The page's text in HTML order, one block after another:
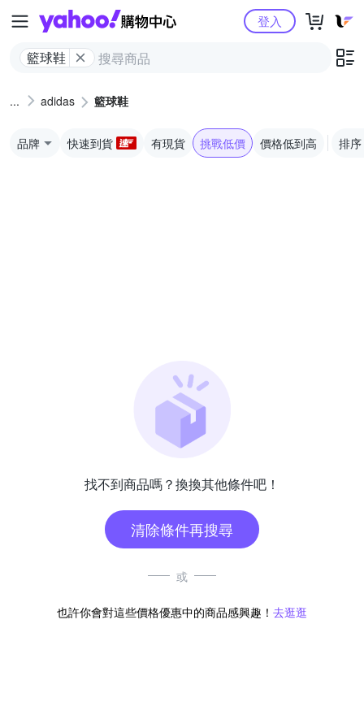
Yahoo購物中心
籃球鞋
登入
adidas 籃球鞋
品牌 快速到貨 有現貨 挑戰低價 價格低到高 排序
找不到商品嗎？換換其他條件吧！
清除條件再搜尋
或
也許你會對這些價格優惠中的商品感興趣！ 去逛逛